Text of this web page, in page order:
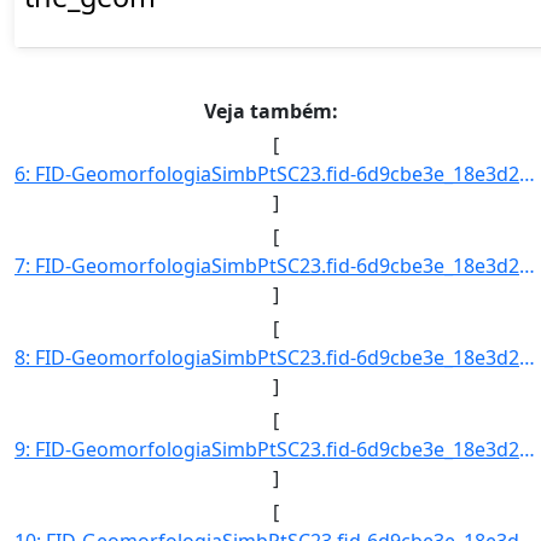
Veja também:
[
6: FID-GeomorfologiaSimbPtSC23.fid-6d9cbe3e_18e3d2ac254_-6e29-Folha-SC23-Codigo_Grupo_Genese-11-Nome_Gr]
]
[
7: FID-GeomorfologiaSimbPtSC23.fid-6d9cbe3e_18e3d2ac254_-6e28-Folha-SC23-Codigo_Grupo_Genese-11-Nome_Gr]
]
[
8: FID-GeomorfologiaSimbPtSC23.fid-6d9cbe3e_18e3d2ac254_-6e27-Folha-SC23-Codigo_Grupo_Genese-11-Nome_Gr]
]
[
9: FID-GeomorfologiaSimbPtSC23.fid-6d9cbe3e_18e3d2ac254_-6e26-Folha-SC23-Codigo_Grupo_Genese-11-Nome_Gr]
]
[